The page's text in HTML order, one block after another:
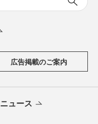
広告掲載のご案内
ニュース